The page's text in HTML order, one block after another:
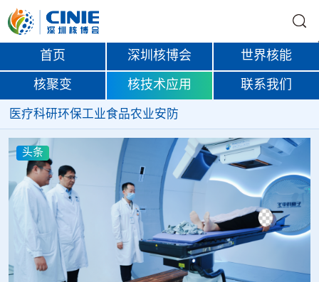
首页 深圳核博会 世界核能
核聚变 核技术应用 联系我们
医疗科研环保工业食品农业安防
头条